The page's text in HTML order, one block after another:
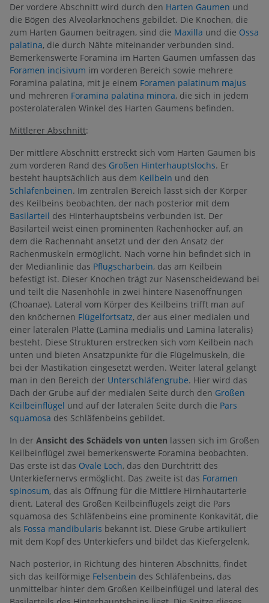
Der vordere Abschnitt wird durch den Harten Gaumen und
die Bögen des Alveolarknochens gebildet. Die Knochen, die
zum Harten Gaumen beitragen, sind die Maxilla und die Ossa
palatina, die durch Nähte miteinander verbunden sind.
Bemerkenswerte Foramina im Harten Gaumen umfassen das
Foramen incisivum im vorderen Bereich sowie mehrere
Foramina palatina, mit je einem Foramen palatinum majus
und mehreren Foramina palatina minora, die sich in jedem
posterolateralen Winkel des Harten Gaumens befinden.
Mittlerer Abschnitt:
Der mittlere Abschnitt erstreckt sich vom Harten Gaumen bis
zum vorderen Rand des Großen Hinterhauptslochs. Er
besteht hauptsächlich aus dem Keilbein und den
Schläfenbeinen. Im zentralen Bereich lässt sich der Körper
des Keilbeins beobachten, der nach posterior mit dem
Basilarteil des Hinterhauptsbeins verbunden ist. Der
Basilarteil weist einen prominenten Rachenhöcker auf, an
dem die Rachennaht ansetzt und der den Ansatz der
Rachenmuskeln ermöglicht. Nach vorne hin befindet sich in
der Medianlinie das Pflugscharbein, das am Keilbein
befestigt ist. Dieser Knochen trägt zur Nasenscheidewand bei
und teilt die Nasenhöhle in zwei hintere Nasenöffnungen
(Choanae). Lateral vom Körper des Keilbeins trifft man auf
den knöchernen Flügelfortsatz, der aus einer medialen und
einer lateralen Platte (Lamina medialis und Lamina lateralis)
besteht. Diese Strukturen erstrecken sich vom Keilbein nach
unten und bieten Ansatzpunkte für die Flügelmuskeln, die
bei der Mastikation eingesetzt werden. Weiter lateral gelangt
man in den Bereich der Unterschläfengrube. Hier wird das
Dach der Grube auf der medialen Seite durch den Großen
Keilbeinflügel und auf der lateralen Seite durch die Pars
squamosa des Schläfenbeins gebildet.
In der Ansicht des Schädels von unten lassen sich im Großen
Keilbeinflügel zwei bemerkenswerte Foramina beobachten.
Das erste ist das Ovale Loch, das den Durchtritt des
Unterkiefernervs ermöglicht. Das zweite ist das Foramen
spinosum, das als Öffnung für die Mittlere Hirnhautarterie
dient. Lateral des Großen Keilbeinflügels zeigt die Pars
squamosa des Schläfenbeins eine prominente Konkavität, die
als Fossa mandibularis bekannt ist. Diese Grube artikuliert
mit dem Kopf des Unterkiefers und bildet das Kiefergelenk.
Nach posterior, in Richtung des hinteren Abschnitts, findet
sich das keilförmige Felsenbein des Schläfenbeins, das
unmittelbar hinter dem Großen Keilbeinflügel und lateral des